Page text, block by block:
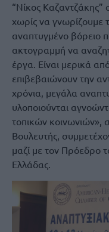
“Νίκος
χωρίς να γνωρίζουμε
αναπτυγμένο βόρειο
ακτογραμμή να
έργα. Είναι μερικά
επιβεβαιώνουν την
χρόνια, μεγάλα
υλοποιούνται
τοπικών
Βουλευτής,
μαζί με τον Πρόεδρο
Ελλάδας.